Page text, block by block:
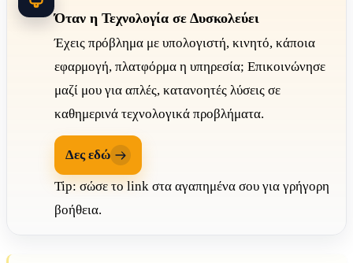
Όταν η Τεχνολογία σε Δυσκολεύει
Έχεις πρόβλημα με υπολογιστή, κινητό, κάποια
εφαρμογή, πλατφόρμα η υπηρεσία; Επικοινώνησε
μαζί μου για απλές, κατανοητές λύσεις σε
καθημερινά τεχνολογικά προβλήματα.
Δες εδώ
Tip: σώσε το link στα αγαπημένα σου για γρήγορη
βοήθεια.